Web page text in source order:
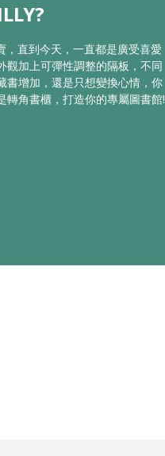
，直到今天，一直都是廣受喜愛
觀加上可彈性調整的隔板，不同
書增加，還是只想變換心情，你
轉角書櫃，打造你的專屬圖書館!